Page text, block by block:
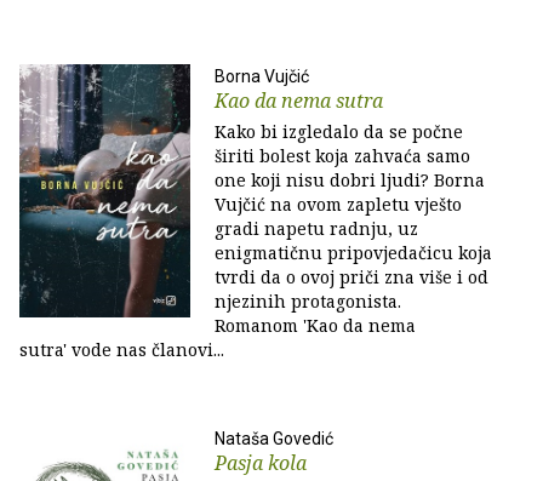
Borna Vujčić
Kao da nema sutra
Kako bi izgledalo da se počne
širiti bolest koja zahvaća samo
one koji nisu dobri ljudi? Borna
Vujčić na ovom zapletu vješto
gradi napetu radnju, uz
enigmatičnu pripovjedačicu koja
tvrdi da o ovoj priči zna više i od
njezinih protagonista.
Romanom 'Kao da nema
sutra' vode nas članovi...
Nataša Govedić
Pasja kola